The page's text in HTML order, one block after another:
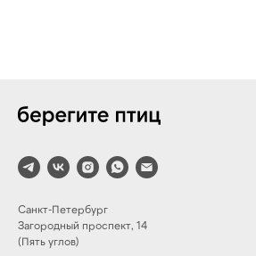
Санкт-Петербург
Загородный проспект, 14
(Пять углов)